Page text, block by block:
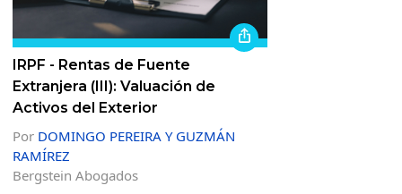
IRPF - Rentas de Fuente
Extranjera (III): Valuación de
Activos del Exterior
Por DOMINGO PEREIRA Y GUZMÁN
RAMÍREZ
Bergstein Abogados